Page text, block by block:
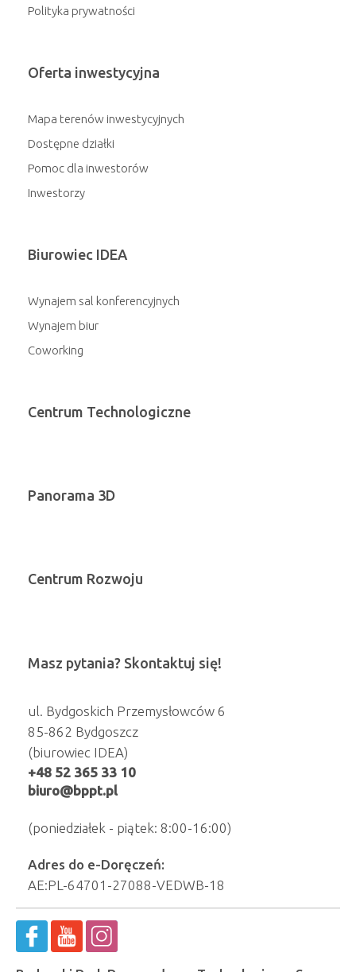
Polityka prywatności
Oferta inwestycyjna
Mapa terenów inwestycyjnych
Dostępne działki
Pomoc dla inwestorów
Inwestorzy
Biurowiec IDEA
Wynajem sal konferencyjnych
Wynajem biur
Coworking
Centrum Technologiczne
Panorama 3D
Centrum Rozwoju
Masz pytania? Skontaktuj się!
ul. Bydgoskich Przemysłowców 6
85-862 Bydgoszcz
(biurowiec IDEA)
+48 52 365 33 10
biuro@bppt.pl
(poniedziałek - piątek: 8:00-16:00)
Adres do e-Doręczeń:
AE:PL-64701-27088-VEDWB-18